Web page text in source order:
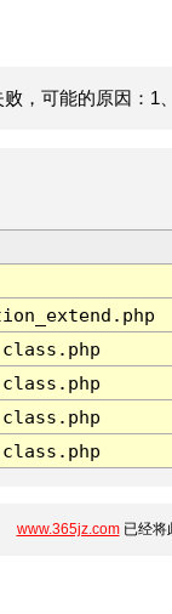
，可能的原因：1
www.365jz.com已经将